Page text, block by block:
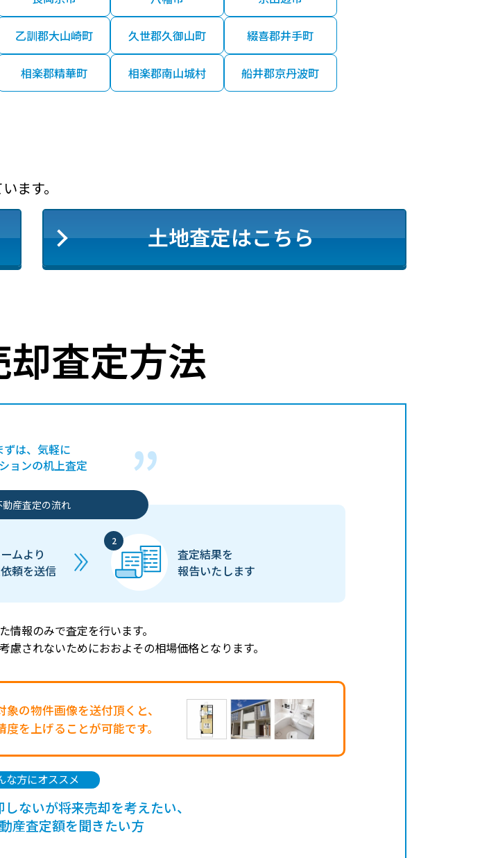
乙訓郡大山崎町 久世郡久御山町 綴喜郡井手町
相楽郡精華町 相楽郡南山城村 船井郡京丹波町
ます。
土地査定はこちら
却査定方法
ずは、気軽に
ョンの机上査定
情報のみで査定を行います。
されないためにおおよその相場価格となります。
動産査定の流れ
ムより
頼を送信
査定結果を
報告いたします
の物件画像を送付頂くと、
を上げることが可能です。
な方にオススメ
ないが将来売却を考えたい、
産査定額を聞きたい方